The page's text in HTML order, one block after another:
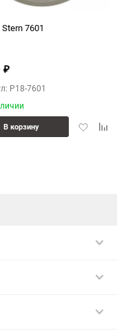
7601
₽
P18-7601
В корзину